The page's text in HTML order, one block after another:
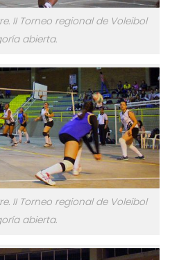
II Torneo regional de Voleibol
abierta.
II Torneo regional de Voleibol
abierta.